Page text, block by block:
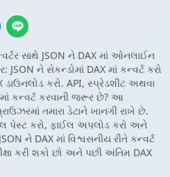
સાથે JSON ને DAX માં ઓનલાઈન
JSON ને સેકન્ડોમાં DAX માં કન્વર્ટ કરો
કરો. API, સ્પ્રેડશીટ અથવા
કન્વર્ટ કરવાની જરૂર છે? આ
તમારા ડેટાને ખાનગી રાખે છે.
પેસ્ટ કરો, ફાઈલ અપલોડ કરો અને
ને DAX માં વિશ્વસનીય રીતે કન્વર્ટ
કરી શકો છો અને પછી અંતિમ DAX